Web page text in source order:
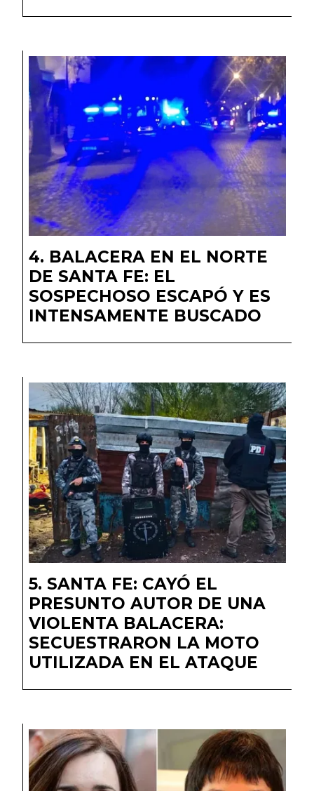
BALACERA EN EL NORTE
DE SANTA FE: EL
SOSPECHOSO ESCAPÓ Y ES
INTENSAMENTE BUSCADO
SANTA FE: CAYÓ EL
PRESUNTO AUTOR DE UNA
VIOLENTA BALACERA:
SECUESTRARON LA MOTO
UTILIZADA EN EL ATAQUE